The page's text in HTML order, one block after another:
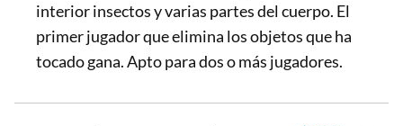
interior insectos y varias partes del cuerpo. El
primer jugador que elimina los objetos que ha
tocado gana. Apto para dos o más jugadores.